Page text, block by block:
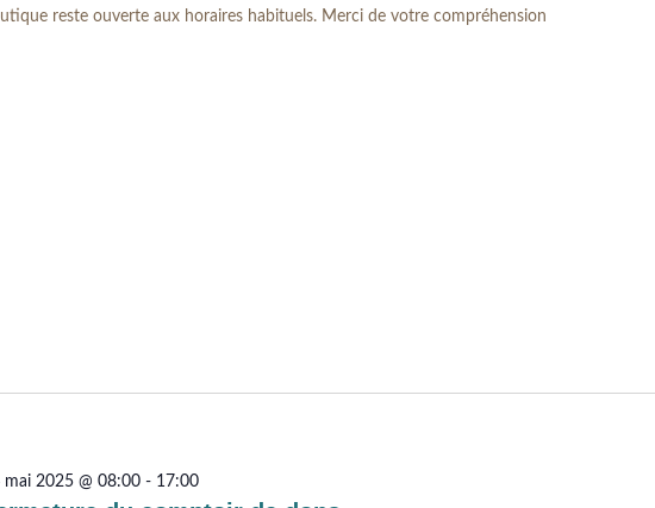
reste ouverte aux horaires habituels. Merci de votre compréhension
mai 2025 @ 08:00 - 17:00